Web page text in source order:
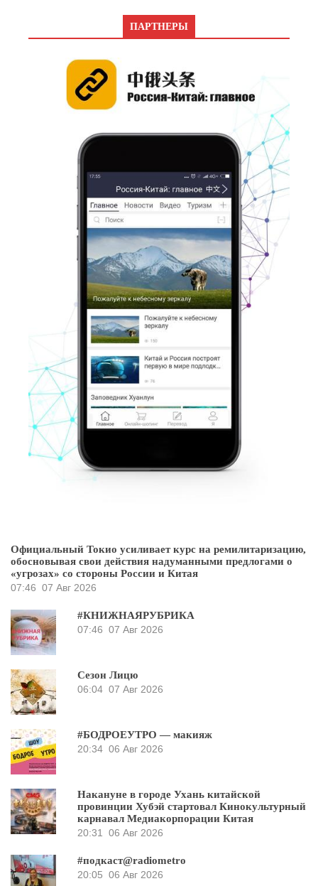
ПАРТНЕРЫ
Официальный Токио усиливает курс на ремилитаризацию,
обосновывая свои действия надуманными предлогами о
«угрозах» со стороны России и Китая
07:46 07 Авг 2026
#КНИЖНАЯРУБРИКА
07:46 07 Авг 2026
Сезон Лицю
06:04 07 Авг 2026
#БОДРОЕУТРО — макияж
20:34 06 Авг 2026
Накануне в городе Ухань китайской
провинции Хубэй стартовал Кинокультурный
карнавал Медиакорпорации Китая
20:31
06 Авг 2026
#подкаст@radiometro
20:05 06 Авг 2026